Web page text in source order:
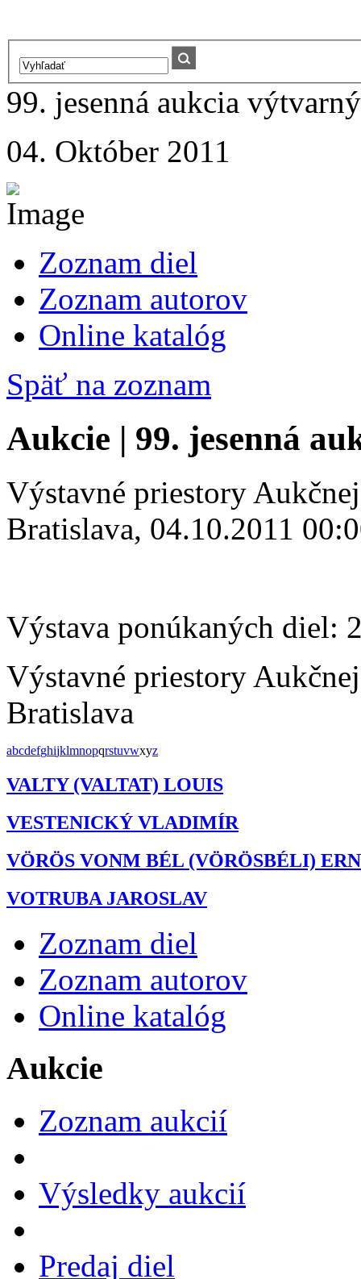
99. jesenná aukcia
04. Október 2011
Zoznam diel
Zoznam autorov
Online katalóg
Späť na zoznam
Aukcie | 99. jesenná
Výstavné priestory
Bratislava, 04.10.2011
Výstava ponúkaných diel:
Výstavné priestory
Bratislava
abcdefghijklmnopqrstuvwxyz
VALTY (VALTAT) LOUIS
VESTENICKÝ VLADIMÍR
VÖRÖS VONM BÉL (VÖRÖSBÉLI)
VOTRUBA JAROSLAV
Zoznam diel
Zoznam autorov
Online katalóg
Aukcie
Zoznam aukcií
Výsledky aukcií
Predaj diel